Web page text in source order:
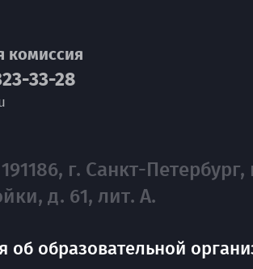
комиссия
33-28
г. Санкт-Петербург,
д. 61, лит. А.
об образовательной